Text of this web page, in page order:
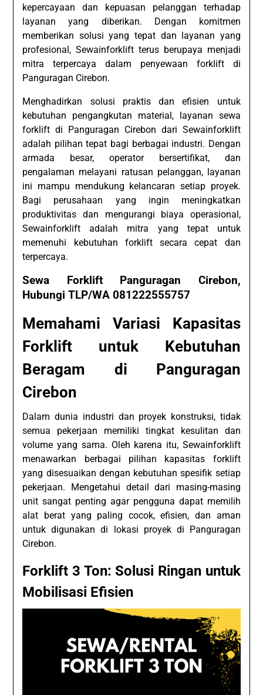
kepercayaan dan kepuasan pelanggan terhadap
layanan yang diberikan. Dengan komitmen
memberikan solusi yang tepat dan layanan yang
profesional, Sewainforklift terus berupaya menjadi
mitra terpercaya dalam penyewaan forklift di
Panguragan Cirebon.
Menghadirkan solusi praktis dan efisien untuk
kebutuhan pengangkutan material, layanan sewa
forklift di Panguragan Cirebon dari Sewainforklift
adalah pilihan tepat bagi berbagai industri. Dengan
armada besar, operator bersertifikat, dan
pengalaman melayani ratusan pelanggan, layanan
ini mampu mendukung kelancaran setiap proyek.
Bagi perusahaan yang ingin meningkatkan
produktivitas dan mengurangi biaya operasional,
Sewainforklift adalah mitra yang tepat untuk
memenuhi kebutuhan forklift secara cepat dan
terpercaya.
Sewa Forklift Panguragan Cirebon,
Hubungi TLP/WA 081222555757
Memahami Variasi Kapasitas
Forklift untuk Kebutuhan
Beragam di Panguragan
Cirebon
Dalam dunia industri dan proyek konstruksi, tidak
semua pekerjaan memiliki tingkat kesulitan dan
volume yang sama. Oleh karena itu, Sewainforklift
menawarkan berbagai pilihan kapasitas forklift
yang disesuaikan dengan kebutuhan spesifik setiap
pekerjaan. Mengetahui detail dari masing-masing
unit sangat penting agar pengguna dapat memilih
alat berat yang paling cocok, efisien, dan aman
untuk digunakan di lokasi proyek di Panguragan
Cirebon.
Forklift 3 Ton: Solusi Ringan untuk
Mobilisasi Efisien